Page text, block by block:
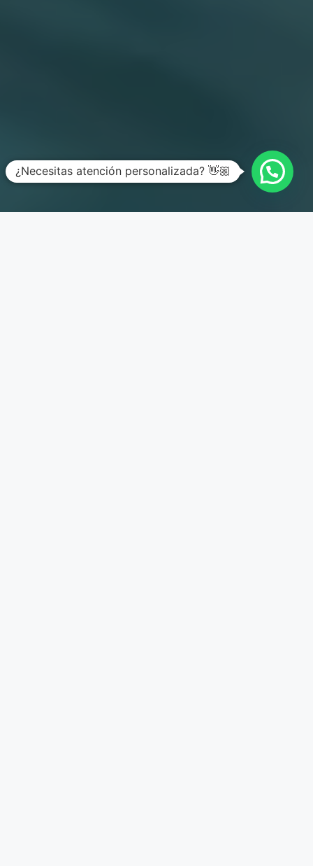
Artículo añadido al carrito. Finalizar Compra
¿Necesitas atención personalizada? 👋🏼